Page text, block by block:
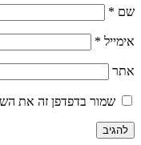
שם *
אימייל *
אתר
שמור בדפדפן זה את